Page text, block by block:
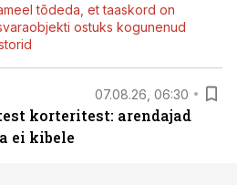
tõdeda, et taaskord on
ostuks kogunenud
07.08.26, 06:30
korteritest: arendajad
ei kibele